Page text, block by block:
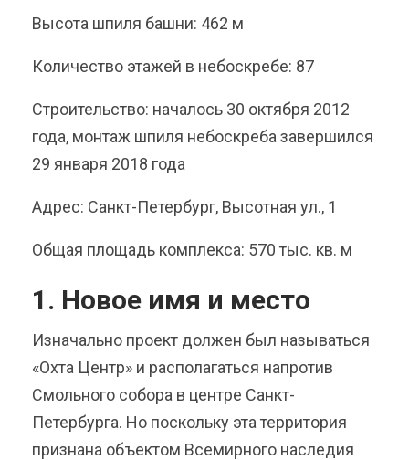
Высота шпиля башни: 462 м
Количество этажей в небоскребе: 87
Строительство: началось 30 октября 2012
года, монтаж шпиля небоскреба завершился
29 января 2018 года
Адрес: Санкт-Петербург, Высотная ул., 1
Общая площадь комплекса: 570 тыс. кв. м
1. Новое имя и место
Изначально проект должен был называться
«Охта Центр» и располагаться напротив
Смольного собора в центре Санкт-
Петербурга. Но поскольку эта территория
признана объектом Всемирного наследия